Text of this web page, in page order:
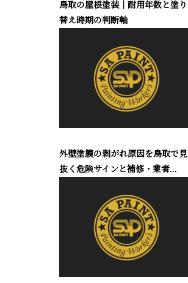
鳥取の屋根塗装｜耐用年数と塗り
替え時期の判断軸
外壁塗膜の剥がれ原因を鳥取で見
抜く危険サインと補修・業者...